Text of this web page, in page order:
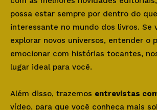
possa estar sempre por dentro do
interessante no mundo dos livros. Se
explorar novos universos, entender o
emocionar com histórias tocantes,
lugar ideal para você.
Além disso, trazemos entrevistas
vídeo, para que você conheça mais